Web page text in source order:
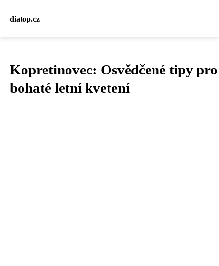
diatop.cz
Kopretinovec: Osvědčené tipy pro
bohaté letní kvetení